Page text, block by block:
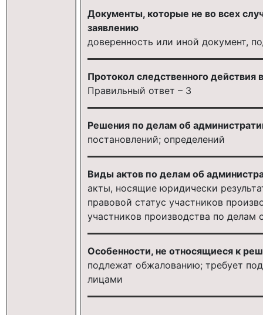
Документы, которые не во всех
заявлению
доверенность или иной документ,
Протокол следственного действия
Правильный ответ – 3
Решения по делам об
постановлений; определений
Виды актов по делам об
акты, носящие юридически
правовой статус участников
участников производства по
Особенности, не относящиеся к
подлежат обжалованию; требует
лицами